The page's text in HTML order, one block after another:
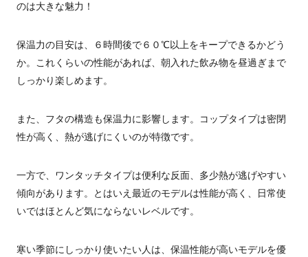
のは大きな魅力！
保温力の目安は、６時間後で６０℃以上をキープできるかどう
か。これくらいの性能があれば、朝入れた飲み物を昼過ぎまで
しっかり楽しめます。
また、フタの構造も保温力に影響します。コップタイプは密閉
性が高く、熱が逃げにくいのが特徴です。
一方で、ワンタッチタイプは便利な反面、多少熱が逃げやすい
傾向があります。とはいえ最近のモデルは性能が高く、日常使
いではほとんど気にならないレベルです。
寒い季節にしっかり使いたい人は、保温性能が高いモデルを優